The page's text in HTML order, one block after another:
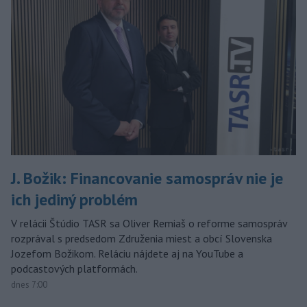
J. Božik: Financovanie samospráv nie je
ich jediný problém
V relácii Štúdio TASR sa Oliver Remiaš o reforme samospráv
rozprával s predsedom Združenia miest a obcí Slovenska
Jozefom Božikom. Reláciu nájdete aj na YouTube a
podcastových platformách.
dnes 7:00